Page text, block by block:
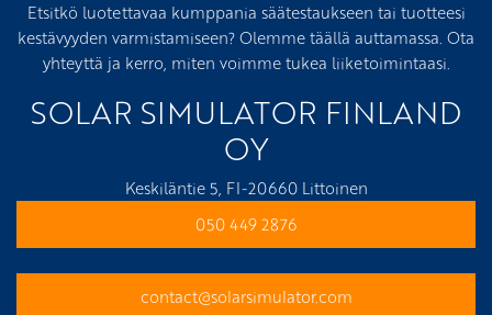
Etsitkö luotettavaa kumppania säätestaukseen tai tuotteesi
kestävyyden varmistamiseen? Olemme täällä auttamassa. Ota
yhteyttä ja kerro, miten voimme tukea liiketoimintaasi.
SOLAR SIMULATOR FINLAND
OY
Keskiläntie 5, FI-20660 Littoinen
050 449 2876
contact@solarsimulator.com